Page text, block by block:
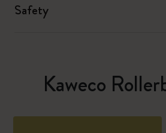
Safety
Kaweco